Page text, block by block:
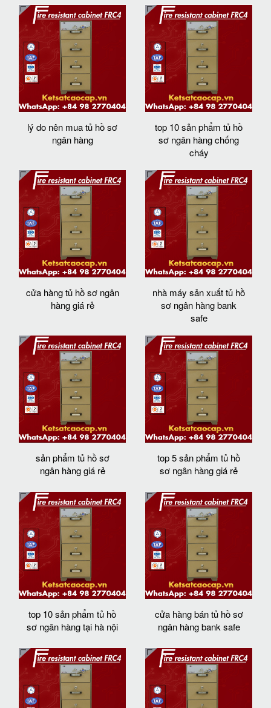
lý do nên mua tủ hồ sơ
ngân hàng
top 10 sản phẩm tủ hồ
sơ ngân hàng chống
cháy
cửa hàng tủ hồ sơ ngân
hàng giá rẻ
nhà máy sản xuất tủ hồ
sơ ngân hàng bank
safe
sản phẩm tủ hồ sơ
ngân hàng giá rẻ
top 5 sản phẩm tủ hồ
sơ ngân hàng giá rẻ
top 10 sản phẩm tủ hồ
sơ ngân hàng tại hà nội
cửa hàng bán tủ hồ sơ
ngân hàng bank safe